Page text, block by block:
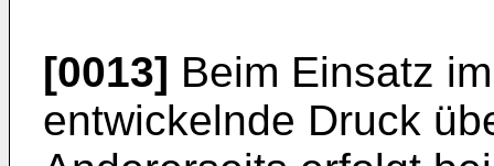
[0013] Beim Einsatz
entwickelnde Druck